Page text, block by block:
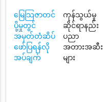
မြေသြဇာတင်
ပို့မှုတွင်
အမှတ်တံဆိပ်
ဖော်ပြရန်လို
အပ်ချက်
ကုန်သွယ်မှု
ဆိုင်ရာနည်း
ပညာ
အတားအဆီး
များ